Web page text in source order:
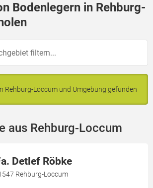
Bodenlegern in Rehburg-
Rehburg-Loccum und Umgebung gefunden
aus Rehburg-Loccum
Detlef Röbke
Rehburg-Loccum